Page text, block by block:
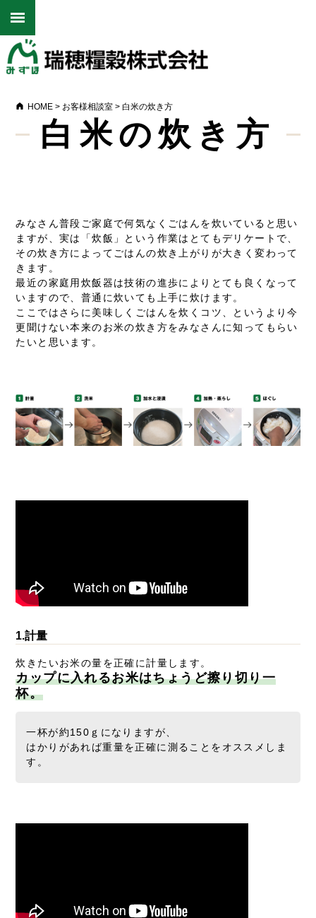
HOME > お客様相談室 >白米の炊き方
白米の炊き方
みなさん普段ご家庭で何気なくごはんを炊いていると思い
ますが、実は「炊飯」という作業はとてもデリケートで、
その炊き方によってごはんの炊き上がりが大きく変わって
きます。
最近の家庭用炊飯器は技術の進歩によりとても良くなって
いますので、普通に炊いても上手に炊けます。
ここではさらに美味しくごはんを炊くコツ、というより今
更聞けない本来のお米の炊き方をみなさんに知ってもらい
たいと思います。
1.計量
炊きたいお米の量を正確に計量します。
カップに入れるお米はちょうど擦り切り一
杯。
一杯が約150ｇになりますが、
はかりがあれば重量を正確に測ることをオススメしま
す。